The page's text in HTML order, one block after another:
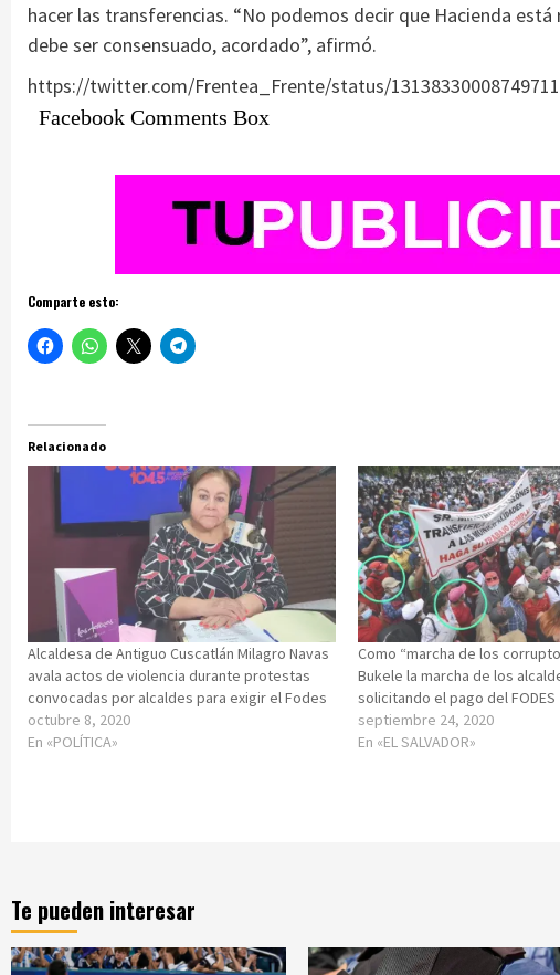
hacer las transferencias. “No podemos decir que Hacienda
debe ser consensuado, acordado”, afirmó.
https://twitter.com/Frentea_Frente/status/
Facebook Comments Box
Comparte esto:
Relacionado
Alcaldesa de Antiguo Cuscatlán Milagro Navas
avala actos de violencia durante protestas
convocadas por alcaldes para exigir el Fodes
octubre 8, 2020
En «POLÍTICA»
Como “marcha de los
Bukele la marcha de los
solicitando el pago del FODES
septiembre 24, 2020
En «EL SALVADOR»
Te pueden interesar